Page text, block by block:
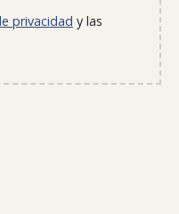
privacidad y las